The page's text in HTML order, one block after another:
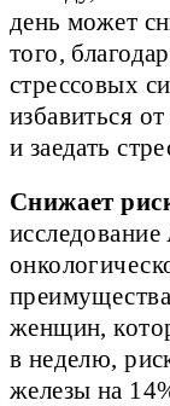
день может
того,
стрессовых
избавиться
и заедать
Снижает
женщин,
в неделю,
железы на